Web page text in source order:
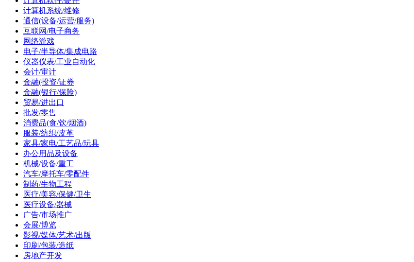
计算机系统/维修
通信(设备/运营/服务)
互联网/电子商务
网络游戏
电子/半导体/集成电路
仪器仪表/工业自动化
会计/审计
金融(投资/证券
金融(银行/保险)
贸易/进出口
批发/零售
消费品(食/饮/烟酒)
服装/纺织/皮革
家具/家电/工艺品/玩具
办公用品及设备
机械/设备/重工
汽车/摩托车/零配件
制药/生物工程
医疗/美容/保健/卫生
医疗设备/器械
广告/市场推广
会展/博览
影视/媒体/艺术/出版
印刷/包装/造纸
房地产开发